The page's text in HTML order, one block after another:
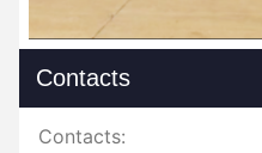
Contacts
Contacts: